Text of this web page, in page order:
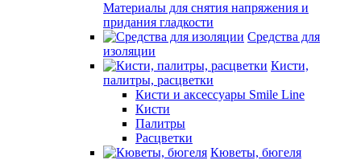
Материалы для снятия напряжения и
придания гладкости
Средства для
изоляции
Кисти,
палитры, расцветки
Кисти и аксессуары Smile Line
Кисти
Палитры
Расцветки
Кюветы, бюгеля